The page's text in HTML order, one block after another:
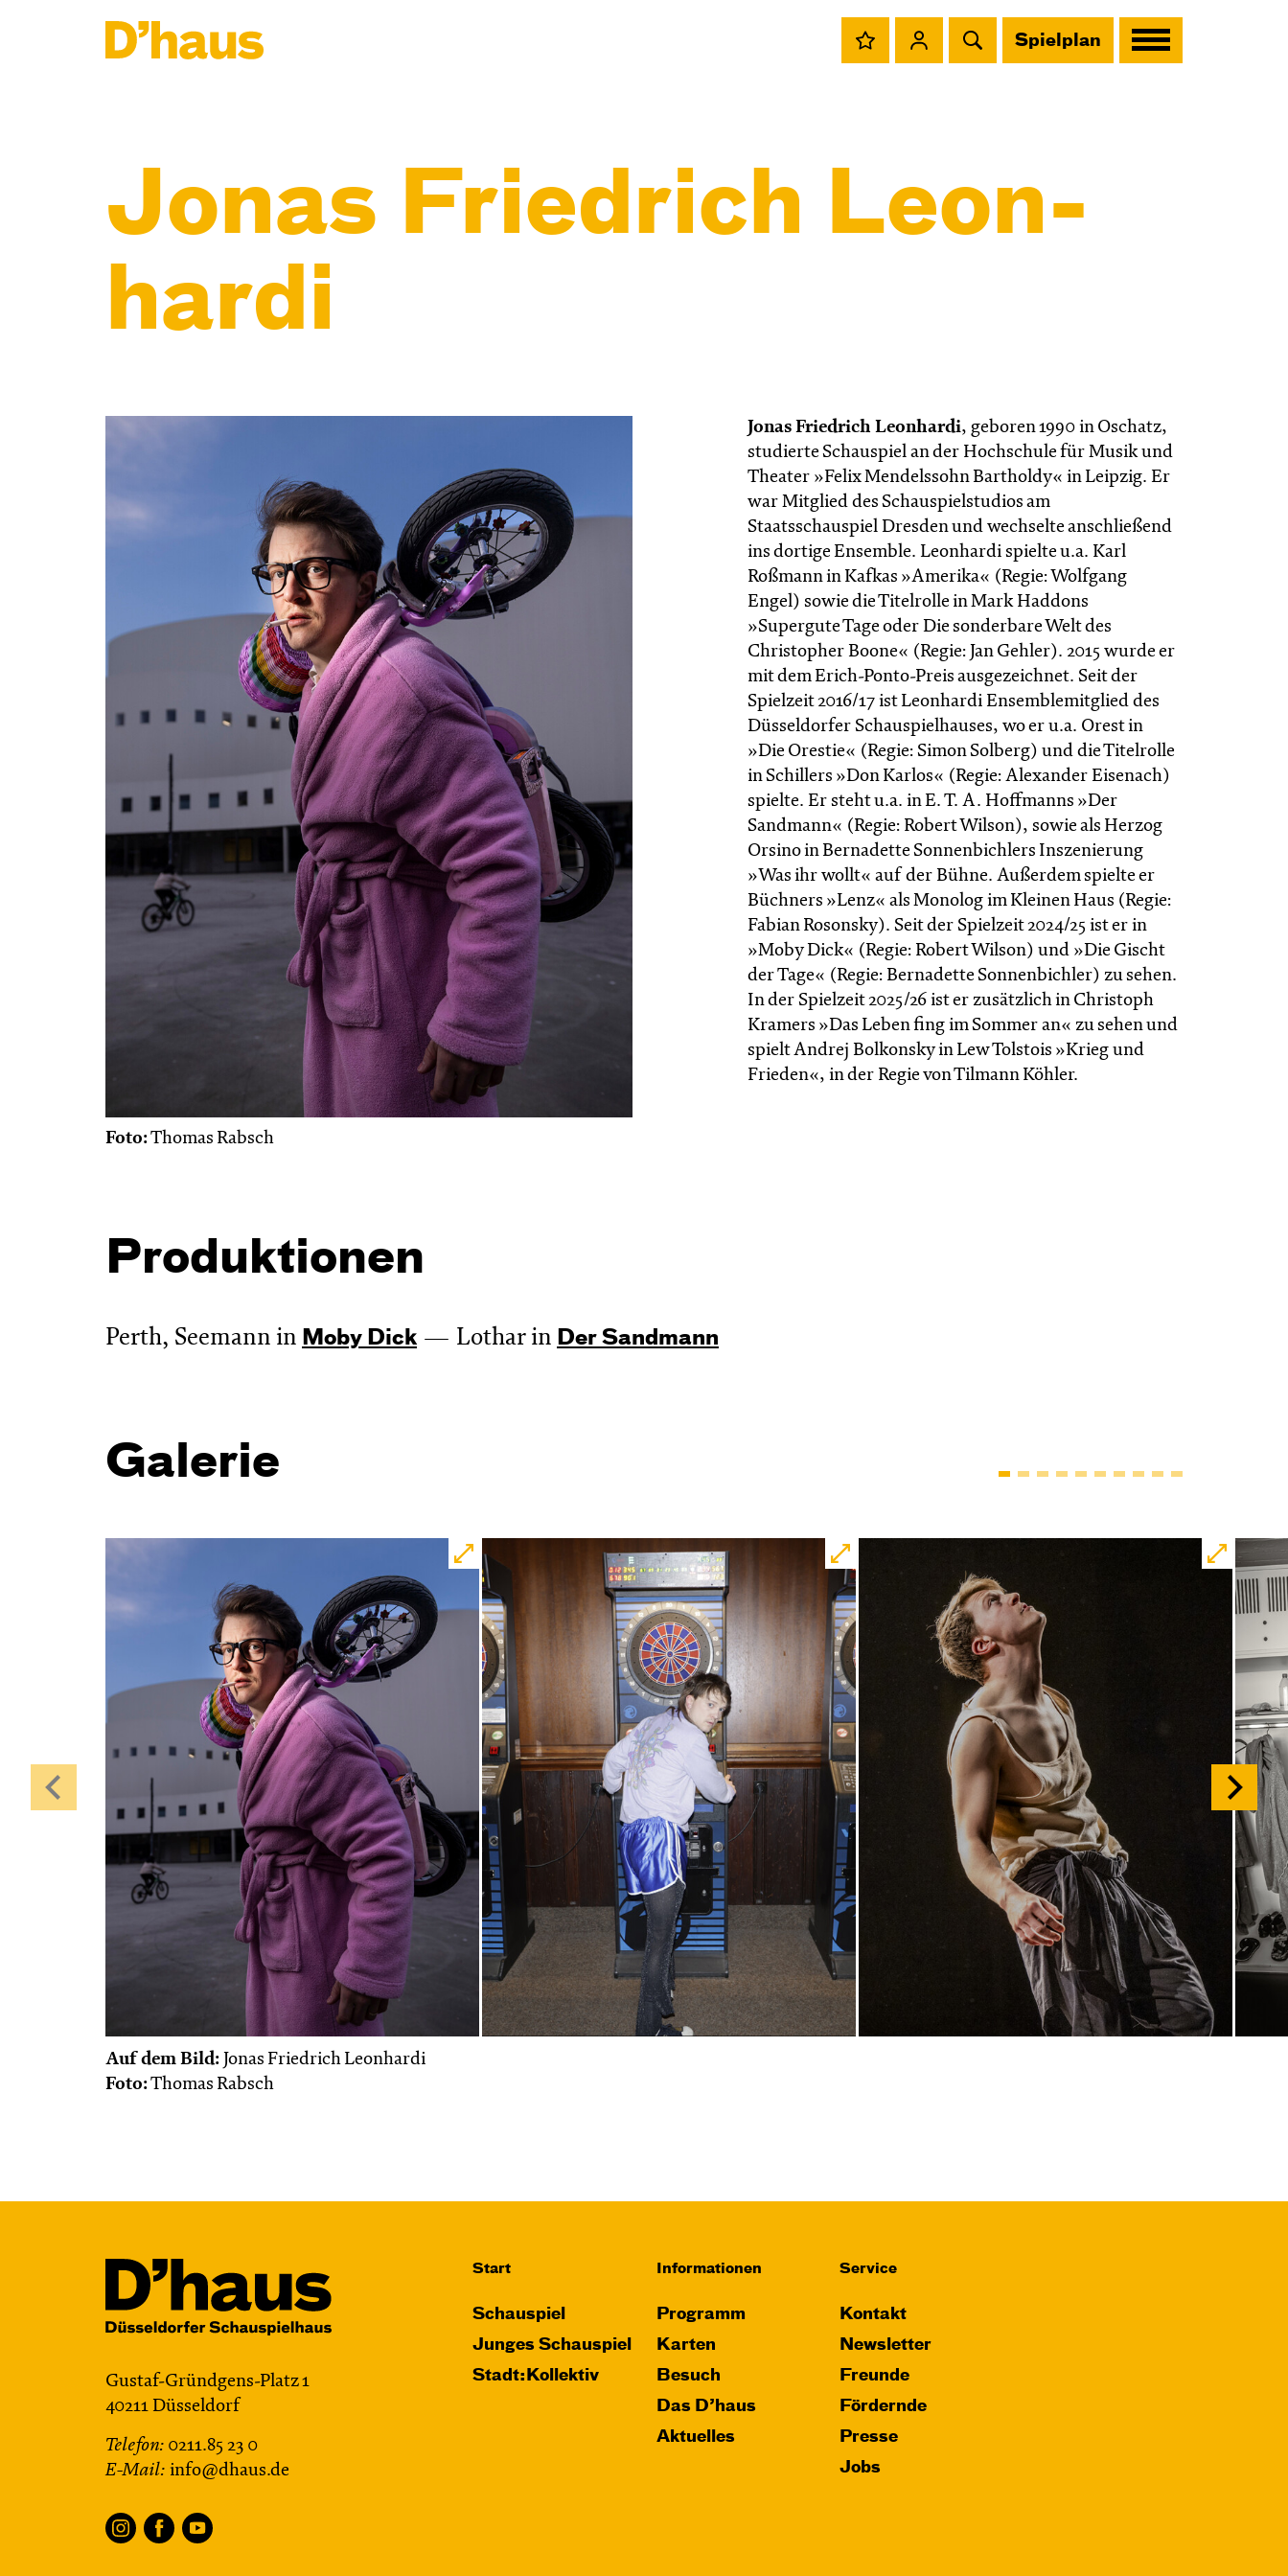
Spielplan
Jonas Friedrich Leon­
hardi
Foto:Thomas Rabsch
Jonas Friedrich Leonhardi, geboren 1990 in Oschatz,
studierte Schauspiel an der Hochschule für Musik und
Theater »Felix Mendelssohn Bartholdy« in Leipzig. Er
war Mitglied des Schauspielstudios am
Staatsschauspiel Dresden und wechselte anschließend
ins dortige Ensemble. Leonhardi spielte u.a. Karl
Roßmann in Kafkas »Amerika« (Regie: Wolfgang
Engel) sowie die Titelrolle in Mark Haddons
»Supergute Tage oder Die sonderbare Welt des
Christopher Boone« (Regie: Jan Gehler). 2015 wurde er
mit dem Erich-Ponto-Preis ausgezeichnet. Seit der
Spielzeit 2016/17 ist Leonhardi Ensemblemitglied des
Düsseldorfer Schauspielhauses, wo er u.a. Orest in
»Die Orestie« (Regie: Simon Solberg) und die Titelrolle
in Schillers »Don Karlos« (Regie: Alexander Eisenach)
spielte. Er steht u.a. in E. T. A. Hoffmanns »Der
Sandmann« (Regie: Robert Wilson), sowie als Herzog
Orsino in Bernadette Sonnenbichlers Inszenierung
»Was ihr wollt« auf der Bühne. Außerdem spielte er
Büchners »Lenz« als Monolog im Kleinen Haus (Regie:
Fabian Rosonsky). Seit der Spielzeit 2024/25 ist er in
»Moby Dick« (Regie: Robert Wilson) und »Die Gischt
der Tage« (Regie: Bernadette Sonnenbichler) zu sehen.
In der Spielzeit 2025/26 ist er zusätzlich in Christoph
Kramers »Das Leben fing im Sommer an« zu sehen und
spielt Andrej Bolkonsky in Lew Tolstois »Krieg und
Frieden«, in der Regie von Tilmann Köhler.
Produktionen
Perth, Seemann in Moby Dick Lothar in Der Sandmann
Galerie
Auf dem Bild: Jonas Friedrich Leonhardi
Foto:Thomas Rabsch
Gustaf-Gründgens-Platz 1
40211 Düsseldorf
Telefon: 0211.85 23 0
E-Mail: info@dhaus.de
Start
Schauspiel
Junges Schauspiel
Stadt:Kollektiv
Informationen
Programm
Karten
Besuch
Das D’haus
Aktuelles
Service
Kontakt
Newsletter
Freunde
Fördernde
Presse
Jobs